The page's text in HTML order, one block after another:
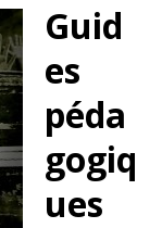
Guid
es
péda
gogiq
ues